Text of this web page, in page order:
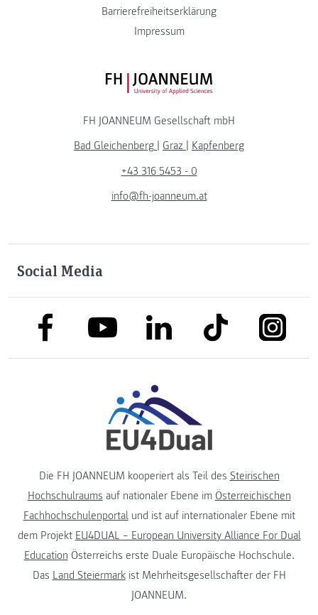
Barrierefreiheitserklärung
Impressum
FH JOANNEUM Logo
FH JOANNEUM Gesellschaft mbH
Bad Gleichenberg
Graz
Kapfenberg
+43 316 5453 - 0
info@fh-joanneum.at
Social Media
link to facebooklink to youtubelink to linkedinlink to tiktok
Die FH JOANNEUM kooperiert als Teil des Steirischen
Hochschulraums auf nationaler Ebene im Österreichischen
Fachhochschulenportalund ist auf internationaler Ebene mit
dem Projekt EU4DUAL – European University Alliance For Dual
Education Österreichs erste Duale Europäische Hochschule.
Das Land Steiermarkist Mehrheitsgesellschafter der FH
JOANNEUM.